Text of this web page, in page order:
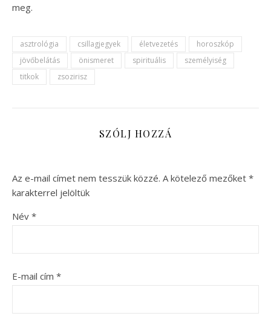
meg.
asztrológia csillagjegyek életvezetés
horoszkóp
jövőbelátás
önismeret spirituális
személyiség
titkok
zsozirisz
SZÓLJ HOZZÁ
Az e-mail címet nem tesszük közzé. A kötelező mezőket *
karakterrel jelöltük
Név *
E-mail cím *